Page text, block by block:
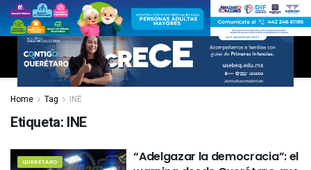
Home Tag INE
Etiqueta: INE
QUERÉTARO
“Adelgazar la democracia”: el